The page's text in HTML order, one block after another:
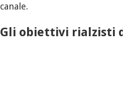
canale.
Gli obiettivi rialzisti